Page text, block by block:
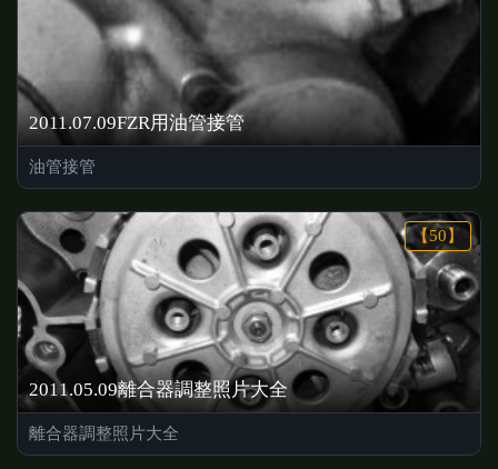
2011.07.09FZR用油管接管
油管接管
【50】
2011.05.09離合器調整照片大全
離合器調整照片大全